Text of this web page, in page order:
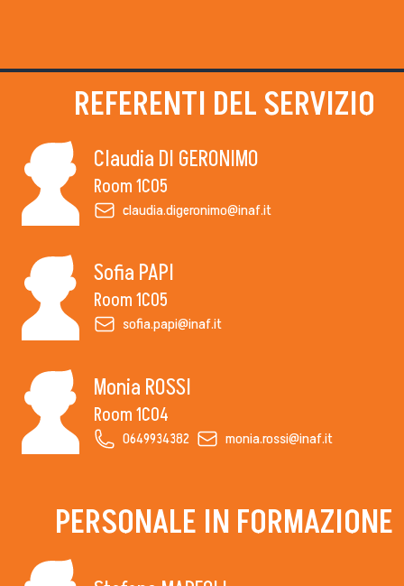
REFERENTI DEL SERVIZIO
Claudia DI GERONIMO
Room 1C05
claudia.digeronimo@inaf.it
Sofia PAPI
Room 1C05
sofia.papi@inaf.it
Monia ROSSI
Room 1C04
0649934382 monia.rossi@inaf.it
PERSONALE IN FORMAZIONE
Work with us
Organization Chart
invitations to tender
Automatizzazione delle procedure
Pubblico Scuole e Università
Eventi e Manifestazioni
Attività per le scuole
FSL - Formazione Scuola Lavoro
internal staff